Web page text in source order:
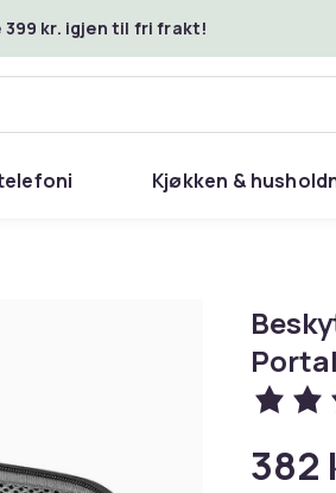
399 kr. igjen til fri frakt!
Kjøkken &
Portal
382